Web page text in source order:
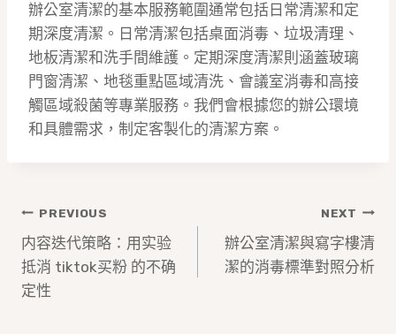
辦公室清潔的基本服務範圍通常包括日常清潔和定
期深度清潔。日常清潔包括桌面消毒、垃圾清理、
地板清潔和洗手間維護。定期深度清潔則涵蓋玻璃
門窗清潔、地毯重點區域清洗、會議室消毒和高接
觸區域殺菌等專業服務。我們會根據您的辦公環境
和具體需求，制定客製化的清潔方案。
文
章
導
PREVIOUS
内容迭代策略：用实验
抵消 tiktok买粉 的不确
定性
NEXT
辦公室清潔與寫字樓清
潔的消毒標準對照分析